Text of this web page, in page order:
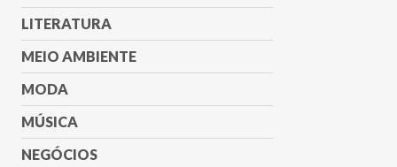
LITERATURA
MEIO AMBIENTE
MODA
MÚSICA
NEGÓCIOS